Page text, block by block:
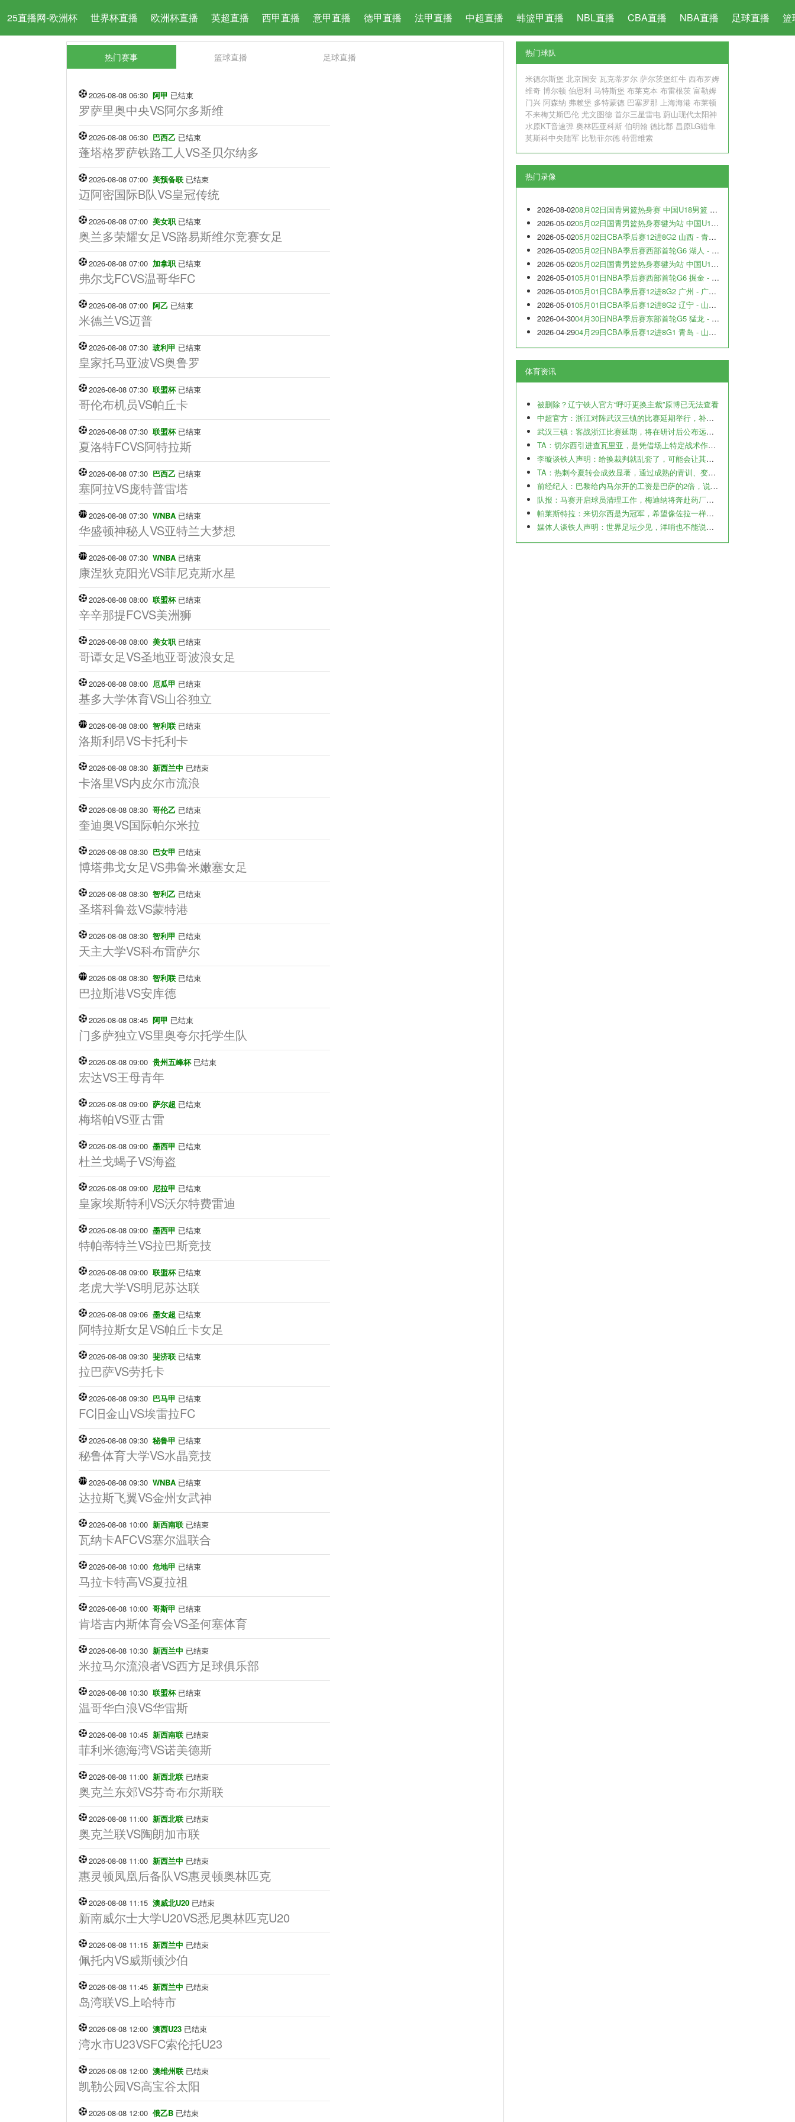
25直播网-欧洲杯 世界杯直播 欧洲杯直播 英超直播 西甲直播 意甲直播 德甲直播 法甲直播 中超直播 韩篮甲直播 NBL直播 CBA直播 NBA直播 足球直播 篮
热门赛事 篮球直播 足球直播
2026-08-08 06:30 阿甲 已结束
罗萨里奥中央VS阿尔多斯维
2026-08-08 06:30 巴西乙 已结束
蓬塔格罗萨铁路工人VS圣贝尔纳多
2026-08-08 07:00 美预备联 已结束
迈阿密国际B队VS皇冠传统
2026-08-08 07:00 美女职 已结束
奥兰多荣耀女足VS路易斯维尔竞赛女足
2026-08-08 07:00 加拿职 已结束
弗尔戈FCVS温哥华FC
2026-08-08 07:00 阿乙 已结束
米德兰VS迈普
2026-08-08 07:30 玻利甲 已结束
皇家托马亚波VS奥鲁罗
2026-08-08 07:30 联盟杯已结束
哥伦布机员VS帕丘卡
2026-08-08 07:30 联盟杯已结束
夏洛特FCVS阿特拉斯
2026-08-08 07:30 巴西乙 已结束
塞阿拉VS庞特普雷塔
2026-08-08 07:30 WNBA 已结束
华盛顿神秘人VS亚特兰大梦想
2026-08-08 07:30 WNBA 已结束
康涅狄克阳光VS菲尼克斯水星
2026-08-08 08:00 联盟杯已结束
辛辛那提FCVS美洲狮
2026-08-08 08:00 美女职 已结束
哥谭女足VS圣地亚哥波浪女足
2026-08-08 08:00 厄瓜甲 已结束
基多大学体育VS山谷独立
2026-08-08 08:00 智利联 已结束
洛斯利昂VS卡托利卡
2026-08-08 08:30 新西兰中 已结束
卡洛里VS内皮尔市流浪
2026-08-08 08:30 哥伦乙 已结束
奎迪奥VS国际帕尔米拉
2026-08-08 08:30 巴女甲 已结束
博塔弗戈女足VS弗鲁米嫩塞女足
2026-08-08 08:30 智利乙 已结束
圣塔科鲁兹VS蒙特港
2026-08-08 08:30 智利甲 已结束
天主大学VS科布雷萨尔
2026-08-08 08:30 智利联 已结束
巴拉斯港VS安库德
2026-08-08 08:45 阿甲 已结束
门多萨独立VS里奥夸尔托学生队
2026-08-08 09:00 贵州五峰杯已结束
宏达VS王母青年
2026-08-08 09:00 萨尔超 已结束
梅塔帕VS亚古雷
2026-08-08 09:00 墨西甲 已结束
杜兰戈蝎子VS海盗
2026-08-08 09:00 尼拉甲 已结束
皇家埃斯特利VS沃尔特费雷迪
2026-08-08 09:00 墨西甲 已结束
特帕蒂特兰VS拉巴斯竞技
2026-08-08 09:00 联盟杯已结束
老虎大学VS明尼苏达联
2026-08-08 09:06 墨女超 已结束
阿特拉斯女足VS帕丘卡女足
2026-08-08 09:30 斐济联 已结束
拉巴萨VS劳托卡
2026-08-08 09:30 巴马甲 已结束
FC旧金山VS埃雷拉FC
2026-08-08 09:30 秘鲁甲 已结束
秘鲁体育大学VS水晶竞技
2026-08-08 09:30 WNBA 已结束
达拉斯飞翼VS金州女武神
2026-08-08 10:00 新西南联 已结束
瓦纳卡AFCVS塞尔温联合
2026-08-08 10:00 危地甲 已结束
马拉卡特高VS夏拉祖
2026-08-08 10:00 哥斯甲 已结束
肯塔吉内斯体育会VS圣何塞体育
2026-08-08 10:30 新西兰中 已结束
米拉马尔流浪者VS西方足球俱乐部
2026-08-08 10:30 联盟杯已结束
温哥华白浪VS华雷斯
2026-08-08 10:45 新西南联 已结束
菲利米德海湾VS诺美德斯
2026-08-08 11:00 新西北联 已结束
奥克兰东郊VS芬奇布尔斯联
2026-08-08 11:00 新西北联 已结束
奥克兰联VS陶朗加市联
2026-08-08 11:00 新西兰中 已结束
惠灵顿凤凰后备队VS惠灵顿奥林匹克
2026-08-08 11:15 澳威北U20 已结束
新南威尔士大学U20VS悉尼奥林匹克U20
2026-08-08 11:15 新西兰中 已结束
佩托内VS威斯顿沙伯
2026-08-08 11:45 新西兰中 已结束
岛湾联VS上哈特市
2026-08-08 12:00 澳西U23 已结束
湾水市U23VSFC索伦托U23
2026-08-08 12:00 澳维州联 已结束
凯勒公园VS高宝谷太阳
2026-08-08 12:00 俄乙B 已结束
热门球队
米德尔斯堡 北京国安 瓦克蒂罗尔 萨尔茨堡红牛 西布罗姆
维奇 博尔顿 伯恩利 马特斯堡 布莱克本 布雷根茨 富勒姆
门兴 阿森纳 弗赖堡 多特蒙德 巴塞罗那 上海海港 布莱顿
不来梅艾斯巴伦 尤文图德 首尔三星雷电 蔚山现代太阳神
水原KT音速弹 奥林匹亚科斯 伯明翰 德比郡 昌原LG猎隼
莫斯科中央陆军 比勒菲尔德 特雷维索
热门录像
2026-08-0208月02日国青男篮热身赛 中国U18男篮 - 纽纳华丁闪电队 全场录像
2026-05-0205月02日国青男篮热身赛犍为站 中国U17男篮 - 犹他预科篮球队 全场录像
2026-05-0205月02日CBA季后赛12进8G2 山西 - 青岛 全场录像
2026-05-0205月02日NBA季后赛西部首轮G6 湖人 - 火箭 全场录像
2026-05-0205月02日国青男篮热身赛犍为站 中国U17男篮 - 阿尔法学院 全场录像
2026-05-0105月01日NBA季后赛西部首轮G6 掘金 - 森林狼 全场录像
2026-05-0105月01日CBA季后赛12进8G2 广州 - 广东 全场录像
2026-05-0105月01日CBA季后赛12进8G2 辽宁 - 山东 全场录像
2026-04-3004月30日NBA季后赛东部首轮G5 猛龙 - 骑士 全场录像
2026-04-2904月29日CBA季后赛12进8G1 青岛 - 山西 全场录像
体育资讯
被删除？辽宁铁人官方“呼吁更换主裁”原博已无法查看
中超官方：浙江对阵武汉三镇的比赛延期举行，补赛时间另行通知
武汉三镇：客战浙江比赛延期，将在研讨后公布远征球迷的补偿方案
TA：切尔西引进查瓦里亚，是凭借场上特定战术作用被选中的即战力
李璇谈铁人声明：给换裁判就乱套了，可能会让其他裁判产生共情
TA：热刺今夏转会成效显著，通过成熟的青训、变现完成阵容迭代
前经纪人：巴黎给内马尔开的工资是巴萨的2倍，说到底还是钱
队报：马赛开启球员清理工作，梅迪纳将奔赴药厂，鲁利将加盟曼城
帕莱斯特拉：来切尔西是为冠军，希望像佐拉一样成为蓝军传奇
媒体人谈铁人声明：世界足坛少见，洋哨也不能说判罚就没问题